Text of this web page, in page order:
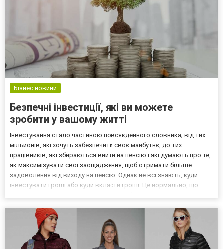
Бізнес новини
Безпечні інвестиції, які ви можете
зробити у вашому житті
Інвестування стало частиною повсякденного словника; від тих
мільйонів, які хочуть забезпечити своє майбутнє, до тих
працівників, які збираються вийти на пенсію і які думають про те,
як максимізувати свої заощадження, щоб отримати більше
задоволення від виходу на пенсію. Однак не всі знають, куди
інвестувати гроші або куди вкласти гроші. Це нормально, що